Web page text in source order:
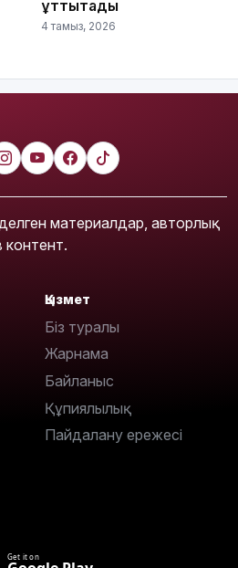
құттықтады
4 тамыз, 2026
материалдар, авторлық
контент.
Қызмет
Біз туралы
Жарнама
Байланыс
Құпиялылық
Пайдалану ережесі
Get it on